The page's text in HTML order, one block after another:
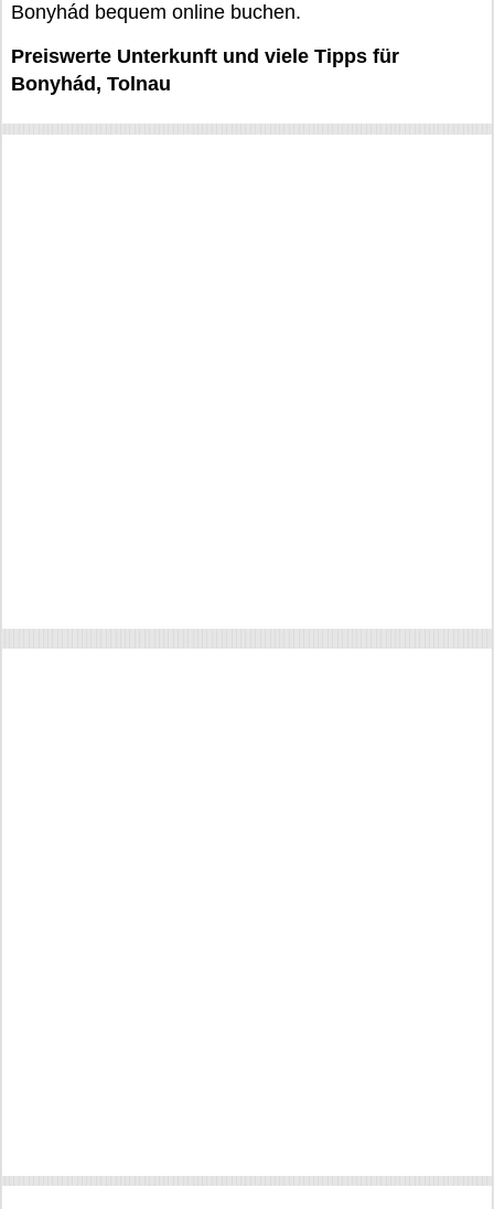
Bonyhád bequem online buchen.
Preiswerte Unterkunft und viele Tipps für
Bonyhád, Tolnau